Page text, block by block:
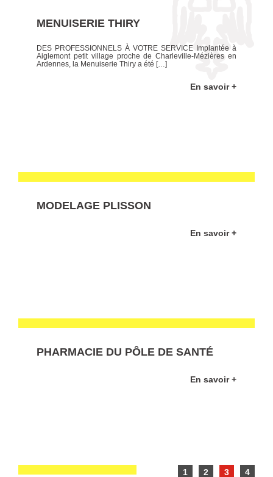
MENUISERIE THIRY
DES PROFESSIONNELS À VOTRE SERVICE Implantée à
Aiglemont petit village proche de Charleville-Mézières en
Ardennes, la Menuiserie Thiry a été […]
En savoir +
MODELAGE PLISSON
En savoir +
PHARMACIE DU PÔLE DE SANTÉ
En savoir +
1 2 3 4